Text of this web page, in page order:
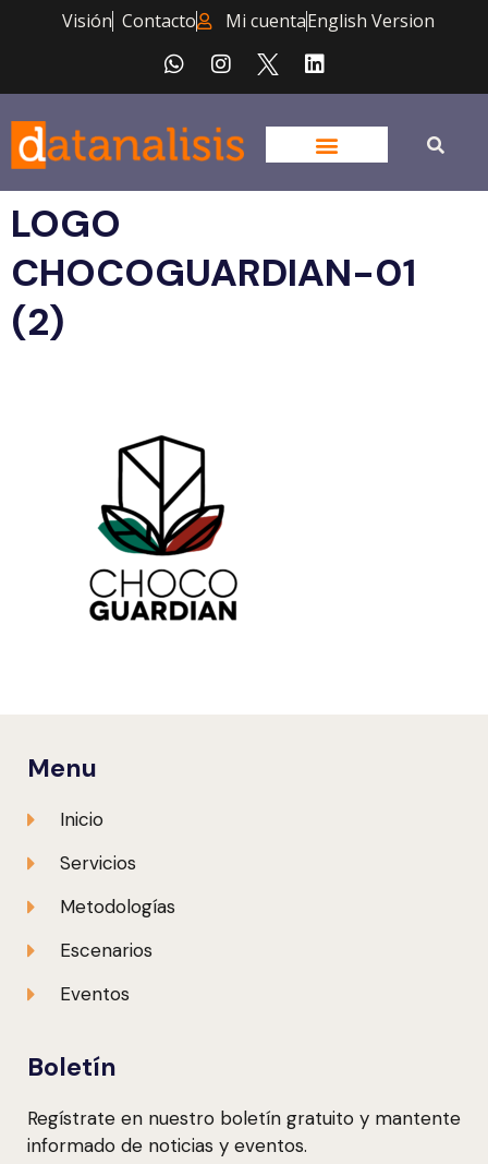
Visión Contacto Mi cuentaEnglish Version
LOGO
CHOCOGUARDIAN-01
(2)
Menu
Inicio
Servicios
Metodologías
Escenarios
Eventos
Boletín
Regístrate en nuestro boletín gratuito y mantente
informado de noticias y eventos.